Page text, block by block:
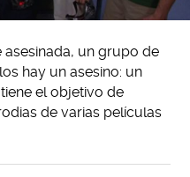
un grupo de
hay un asesino: un
el objetivo de
de varias películas